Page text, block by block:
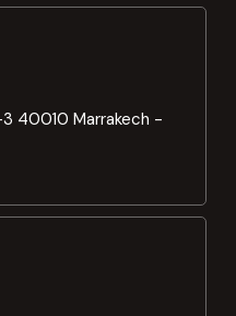
40010 Marrakech -